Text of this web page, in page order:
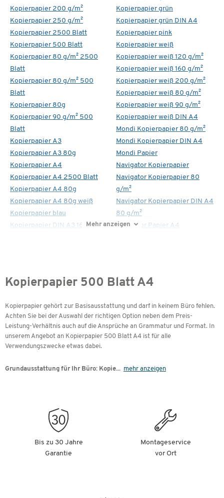
Kopierpapier 200 g/m²
Kopierpapier 250 g/m²
Kopierpapier 2500 Blatt
Kopierpapier 500 Blatt
Kopierpapier 80 g/m² 2500
Blatt
Kopierpapier 80 g/m² 500
Blatt
Kopierpapier 80g
Kopierpapier 90 g/m² 500
Blatt
Kopierpapier A3
Kopierpapier A3 80g
Kopierpapier A4
Kopierpapier A4 2500 Blatt
Kopierpapier A4 80g
Kopierpapier A4 80g weiß
Kopierpapier blau
Kopierpapier DIN A3 160 g/m²
Kopierpapier grün
Kopierpapier grün DIN A4
Kopierpapier pink
Kopierpapier weiß
Kopierpapier weiß 120 g/m²
Kopierpapier weiß 160 g/m²
Kopierpapier weiß 200 g/m²
Kopierpapier weiß 80 g/m²
Kopierpapier weiß 90 g/m²
Kopierpapier weiß DIN A4
Mondi Kopierpapier 80 g/m²
Mondi Kopierpapier DIN A4
Mondi Papier
Navigator Kopierpapier
Navigator Kopierpapier 80
g/m²
Navigator Kopierpapier DIN A4
80 g/m²
Navigator Papier A4
Mehr anzeigen
Kopierpapier 500 Blatt A4
Kopierpapier gehört zur Basisausstattung und darf in keinem Büro fehlen.
Achten Sie bei der Auswahl der richtigen Option neben dem Preis-
Leistung-Verhältnis auch auf die Ansprüche an Grammatur und Format. In
unserem Angebot an Kopierpapier 500 Blatt A4 ist für alle
Verwendungszwecke etwas dabei.
Grundausstattung für Ihr Büro: Kopie... mehr anzeigen
Bis zu 30 Jahre
Garantie
Montageservice
vor Ort